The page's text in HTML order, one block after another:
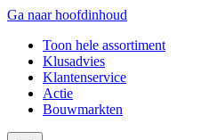
Ga naar hoofdinhoud
Toon hele assortiment
Klusadvies
Klantenservice
Actie
Bouwmarkten